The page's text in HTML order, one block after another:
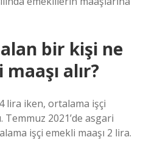
bir kişi ne
alır?
lira iken, ortalama işçi
Temmuz 2021’de asgari
işçi emekli maaşı 2 lira.